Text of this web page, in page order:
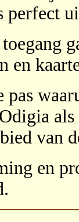
perfect
en
pas
van
en